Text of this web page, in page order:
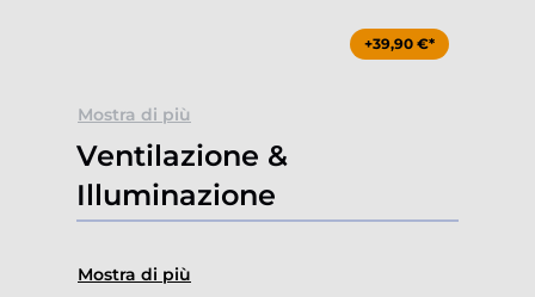
+39,90 €*
Mostra di più
Ventilazione &
Illuminazione
Mostra di più